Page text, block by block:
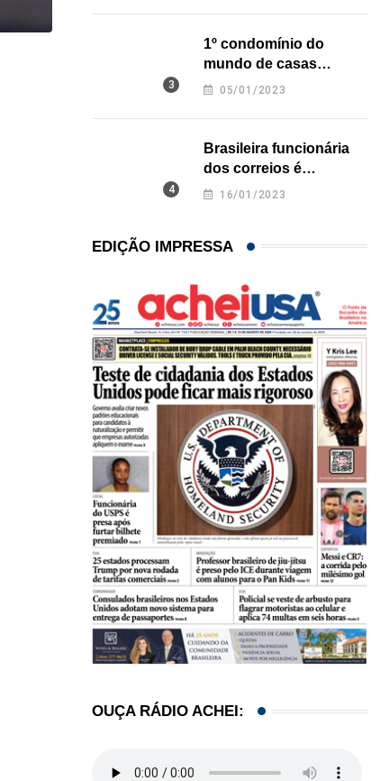
1º condomínio do
mundo de casas
impressas em 3D é
05/01/2023
Brasileira funcionária
dos correios é
assassinada a facadas
16/01/2023
EDIÇÃO IMPRESSA
OUÇA RÁDIO ACHEI: